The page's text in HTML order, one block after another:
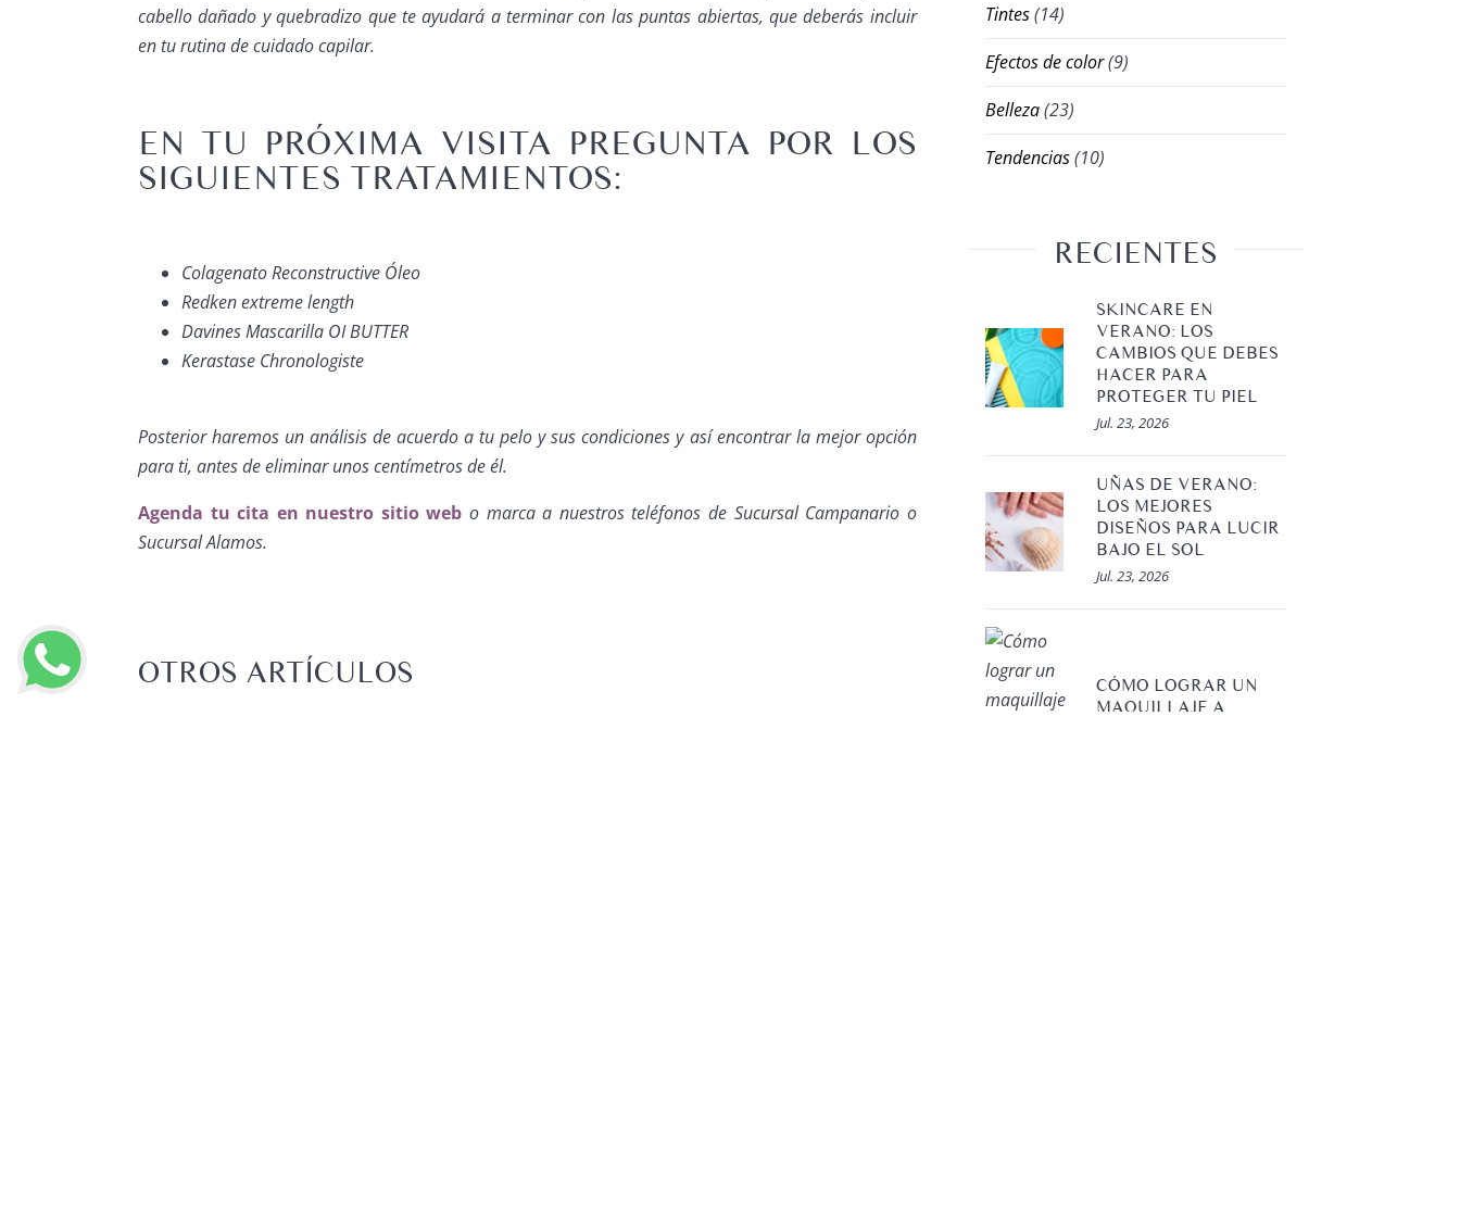
cabello dañado y quebradizo que te ayudará a terminar con las puntas abiertas, que deberás incluir
en tu rutina de cuidado capilar.
EN TU PRÓXIMA VISITA PREGUNTA POR LOS
SIGUIENTES TRATAMIENTOS:
Colagenato Reconstructive Óleo
Redken extreme length
Davines Mascarilla OI BUTTER
Kerastase Chronologiste
Posterior haremos un análisis de acuerdo a tu pelo y sus condiciones y así encontrar la mejor opción
para ti, antes de eliminar unos centímetros de él.
Agenda tu cita en nuestro sitio webo marca a nuestros teléfonos de Sucursal Campanario o
Sucursal Alamos.
OTROS ARTÍCULOS
Tintes(14)
Efectos de color(9)
Belleza(23)
Tendencias(10)
RECIENTES
SKINCARE EN
VERANO: LOS
CAMBIOS QUE DEBES
HACER PARA
PROTEGER TU PIEL
Jul. 23, 2026
UÑAS DE VERANO:
LOS MEJORES
DISEÑOS PARA LUCIR
BAJO EL SOL
Jul. 23, 2026
CÓMO LOGRAR UN
MAQUILLAJE A